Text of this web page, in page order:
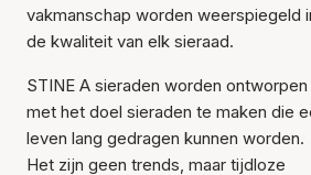
vakmanschap worden weerspiegeld
de kwaliteit van elk sieraad.
STINE A sieraden worden ontworpen
met het doel sieraden te maken die
leven lang gedragen kunnen worden.
Het zijn geen trends, maar tijdloze